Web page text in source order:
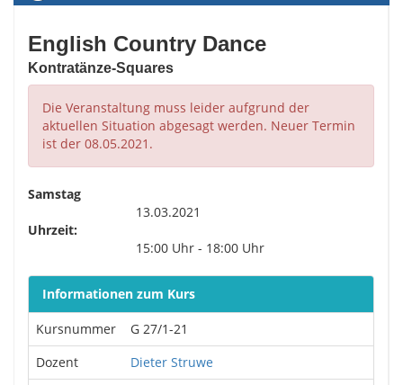
English Country Dance
Kontratänze-Squares
Die Veranstaltung muss leider aufgrund der
aktuellen Situation abgesagt werden. Neuer Termin
ist der 08.05.2021.
Samstag
13.03.2021
Uhrzeit:
15:00 Uhr - 18:00 Uhr
Informationen zum Kurs
Kursnummer
G 27/1-21
Dozent
Dieter Struwe